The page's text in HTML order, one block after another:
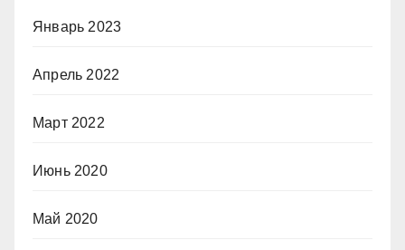
Январь 2023
Апрель 2022
Март 2022
Июнь 2020
Май 2020